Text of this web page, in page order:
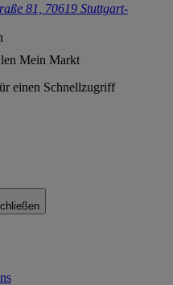
81, 70619 Stuttgart-
Mein Markt
einen Schnellzugriff